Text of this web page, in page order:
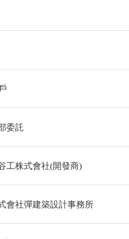
委託
工株式會社(開發商)
會社彈建築設計事務所